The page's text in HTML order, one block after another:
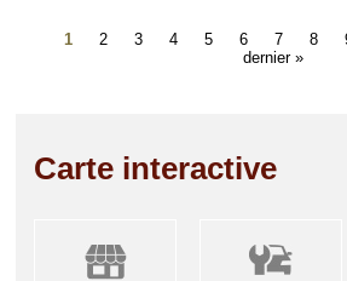
1 2 3 4 5 6 7 8
dernier »
Carte interactive